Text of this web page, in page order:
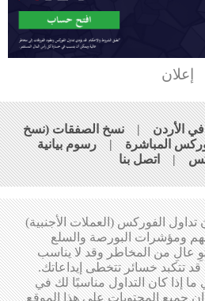
إعلان
الأردن|نسخ الصفقات (نسخ
المباشرة|رسوم بيانية
|اتصل بنا
تداول الفوركس (العملات الأجنبية)
ومؤشرات البورصة والسلع
عالِ من المخاطر وقد لا يناسب
تتكبد خسائر تتخطى إيداعاتك.
ما إذا كان التداول مناسبًا لك في
المحتويات على هذا الموقع